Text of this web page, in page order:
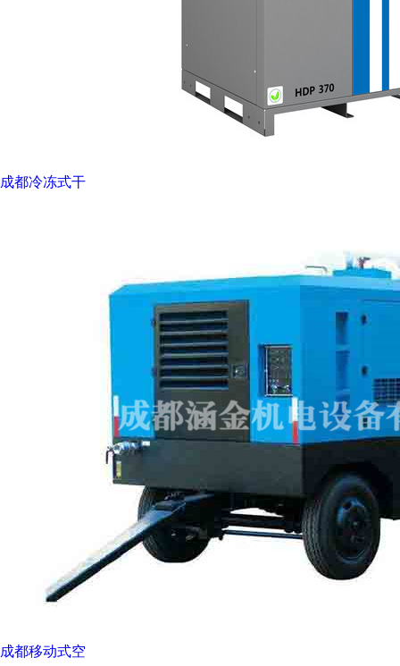
成都冷冻式干
成都移动式空